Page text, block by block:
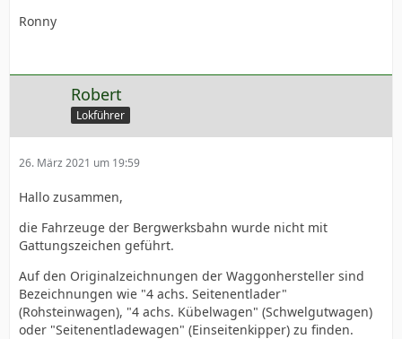
Ronny
Robert
Lokführer
26. März 2021 um 19:59
Hallo zusammen,
die Fahrzeuge der Bergwerksbahn wurde nicht mit
Gattungszeichen geführt.
Auf den Originalzeichnungen der Waggonhersteller sind
Bezeichnungen wie "4 achs. Seitenentlader"
(Rohsteinwagen), "4 achs. Kübelwagen" (Schwelgutwagen)
oder "Seitenentladewagen" (Einseitenkipper) zu finden.